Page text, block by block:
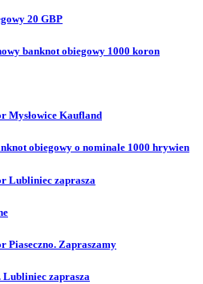
20 GBP
banknot obiegowy 1000 koron
Mysłowice Kaufland
obiegowy o nominale 1000 hrywien
Lubliniec zaprasza
Piaseczno. Zapraszamy
zaprasza